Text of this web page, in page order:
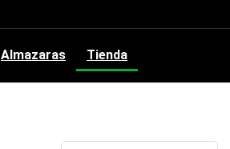
Almazaras Tienda